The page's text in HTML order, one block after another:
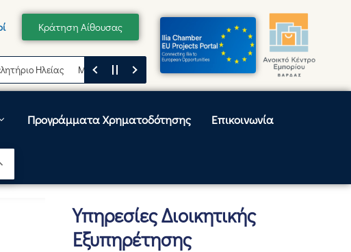
Κράτηση Αίθουσας
Ηλείας Μήνυμα του Προέδρου του Επιμελητηρίου Ηλείας, Κωνσταντίνου
Προγράμματα Χρηματοδότησης Επικοινωνία
Υπηρεσίες Διοικητικής
Εξυπηρέτησης